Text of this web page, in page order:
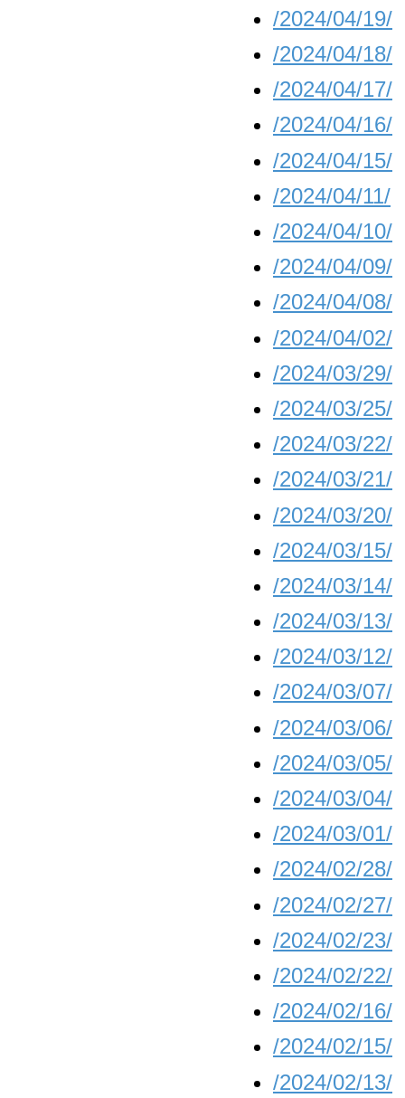
/2024/04/19/
/2024/04/18/
/2024/04/17/
/2024/04/16/
/2024/04/15/
/2024/04/11/
/2024/04/10/
/2024/04/09/
/2024/04/08/
/2024/04/02/
/2024/03/29/
/2024/03/25/
/2024/03/22/
/2024/03/21/
/2024/03/20/
/2024/03/15/
/2024/03/14/
/2024/03/13/
/2024/03/12/
/2024/03/07/
/2024/03/06/
/2024/03/05/
/2024/03/04/
/2024/03/01/
/2024/02/28/
/2024/02/27/
/2024/02/23/
/2024/02/22/
/2024/02/16/
/2024/02/15/
/2024/02/13/